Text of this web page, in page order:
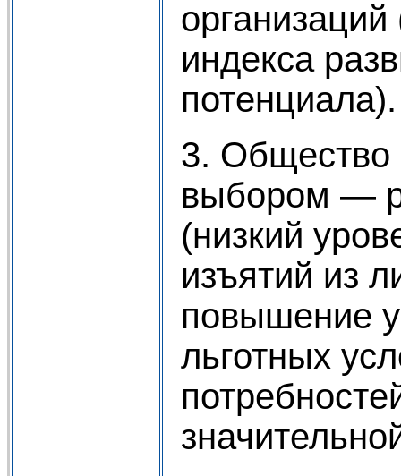
индекса
потенциала).
3. Общество
выбором —
(низкий
изъятий из
повышение
льготных